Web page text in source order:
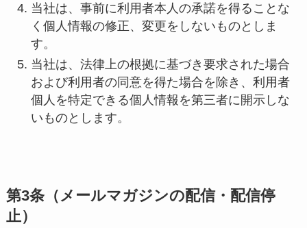
当社は、事前に利用者本人の承諾を得ることな
く個人情報の修正、変更をしないものとしま
す。
当社は、法律上の根拠に基づき要求された場合
および利用者の同意を得た場合を除き、利用者
個人を特定できる個人情報を第三者に開示しな
いものとします。
第3条（メールマガジンの配信・配信停
止）